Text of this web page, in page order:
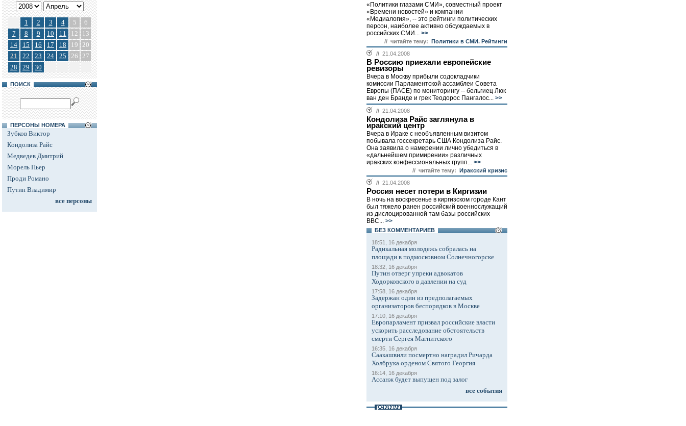
1 2 3 4 5
6
7
8 9 10 11 12
13
14
15 16 17 18 19 20
21
22 23 24 25 26 27
28
29 30
ПОИСК
ПЕРСОНЫ НОМЕРА
Зубков Виктор
Кондолиза Райс
Медведев Дмитрий
Морель Пьер
Проди Романо
Путин Владимир
все персоны
«Политики глазами СМИ», совместный проект
«Времени новостей» и компании
«Медиалогия», -- это рейтинги политических
персон, наиболее активно обсуждаемых в
российских СМИ... >>
// читайте тему: Политики в СМИ. Рейтинги
// 21.04.2008
В Россию приехали европейские
ревизоры
Вчера в Москву прибыли содокладчики
комиссии Парламентской ассамблеи Совета
Европы (ПАСЕ) по мониторингу -- бельгиец Люк
ван ден Бранде и грек Теодорос Пангалос... >>
// 21.04.2008
Кондолиза Райс заглянула в
иракский центр
Вчера в Ираке с необъявленным визитом
побывала госсекретарь США Кондолиза Райс.
Она заявила о намерении лично убедиться в
«дальнейшем примирении» различных
иракских конфессиональных групп... >>
// читайте тему: Иракский кризис
// 21.04.2008
Россия несет потери в Киргизии
В ночь на воскресенье в киргизском городе Кант
был тяжело ранен российский военнослужащий
из дислоцированной там базы российских
ВВС... >>
БЕЗ КОМMЕНТАРИЕВ
18:51, 16 декабря
Радикальная молодежь собралась на
площади в подмосковном Солнечногорске
18:32, 16 декабря
Путин отверг упреки адвокатов
Ходорковского в давлении на суд
17:58, 16 декабря
Задержан один из предполагаемых
организаторов беспорядков в Москве
17:10, 16 декабря
Европарламент призвал российские власти
ускорить расследование обстоятельств
смерти Сергея Магнитского
16:35, 16 декабря
Саакашвили посмертно наградил Ричарда
Холбрука орденом Святого Георгия
16:14, 16 декабря
Ассанж будет выпущен под залог
все события